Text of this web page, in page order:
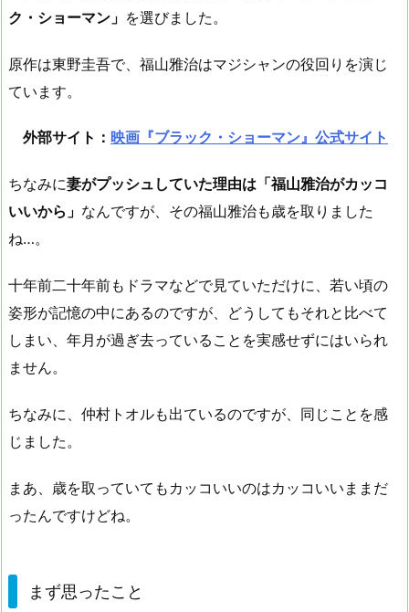
ク・ショーマン」 を選びました。
原作は東野圭吾で、福山雅治はマジシャンの役回りを演じ
ています。
外部サイト： 映画『ブラック・ショーマン』公式サイト
ちなみに妻がプッシュしていた理由は「福山雅治がカッコ
いいから」 なんですが、その福山雅治も歳を取りました
ね…。
十年前二十年前もドラマなどで見ていただけに、若い頃の
姿形が記憶の中にあるのですが、どうしてもそれと比べて
しまい、年月が過ぎ去っていることを実感せずにはいられ
ません。
ちなみに、仲村トオルも出ているのですが、同じことを感
じました。
まあ、歳を取っていてもカッコいいのはカッコいいままだ
ったんですけどね。
まず思ったこと